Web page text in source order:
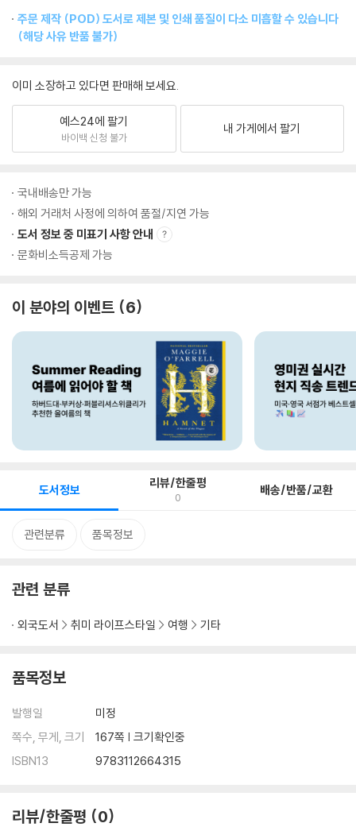
주문 제작 (POD) 도서로 제본 및 인쇄 품질이 다소 미흡할 수 있습니다
(해당 사유 반품 불가)
이미 소장하고 있다면 판매해 보세요.
예스24에 팔기
바이백 신청 불가
내 가게에서 팔기
국내배송만 가능
해외 거래처 사정에 의하여 품절/지연 가능
도서 정보 중 미표기 사항 안내
문화비소득공제 가능
이 분야의 이벤트 6
도서정보 리뷰/한줄평
0 배송/반품/교환
관련분류 품목정보
관련 분류
외국도서 취미 라이프스타일 여행 기타
품목정보
발행일
미정
쪽수, 무게, 크기
167쪽 | 크기확인중
ISBN13
9783112664315
리뷰/한줄평 0